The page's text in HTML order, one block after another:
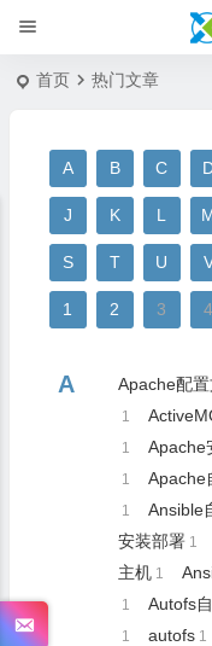
首页 热门文章
A B C
J K L
S T U
1 2 3 4
A Apache配
1
1 Apache
1 Apache
1 Ansible
安装部署 1
主机 1
1 Autofs
1 autofs 1